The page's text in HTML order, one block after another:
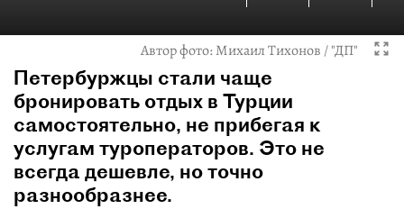
Автор фото:Михаил Тихонов / "ДП"
Петербуржцы стали чаще
бронировать отдых в Турции
самостоятельно, не прибегая к
услугам туроператоров. Это не
всегда дешевле, но точно
разнообразнее.